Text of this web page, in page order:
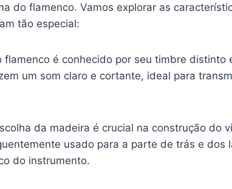
do flamenco. Vamos explorar as
tão especial:
flamenco é conhecido por seu timbre distinto
um som claro e cortante, ideal para
da madeira é crucial na construção do
usado para a parte de trás e dos
do instrumento.